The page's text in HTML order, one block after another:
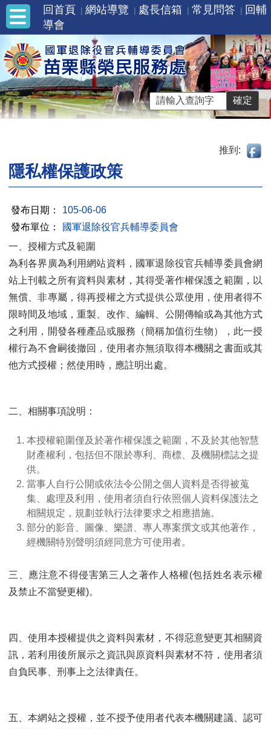
回首頁 網站導覽 處長信箱 常見問答
回輔
導會
推到:
隱私權保護政策
發布日期：
105-06-06
發布單位：
國軍退除役官兵輔導委員會
一、授權方式及範圍
為利各界廣為利用網站資料，國軍退除役官兵輔導委員會網
站上刊載之所有資料與素材，其得受著作權保護之範圍，以
無償、非專屬，得再授權之方式提供公眾使用，使用者得不
限時間及地域，重製、改作、編輯、公開傳輸或為其他方式
之利用，開發各種產品或服務（簡稱加值衍生物），此一授
權行為不會嗣後撤回，使用者亦無須取得本機關之書面或其
他方式授權；然使用時，應註明出處。
二、相關事項說明：
本授權範圍僅及於著作權保護之範圍，不及於其他智慧
財產權利，包括但不限於專利、商標、及機關標誌之提
供。
當事人自行公開或依法令公開之個人資料是否得被蒐
集、處理及利用，使用者須自行依照個人資料保護法之
相關規定，規劃並執行法律要求之相應措施。
部分的影音、圖像、樂譜、專人專案撰文或其他著作，
經機關特別聲明須經同意方可使用者。
三、應注意不得侵害第三人之著作人格權(包括姓名表示權
及禁止不當變更權)。
四、使用本授權提供之資料與素材，不得惡意變更其相關資
訊，若利用後所展示之資訊與原資料與素材不符，使用者須
自負民事、刑事上之法律責任。
五、本網站之授權，並不授予使用者代表本機關建議、認可